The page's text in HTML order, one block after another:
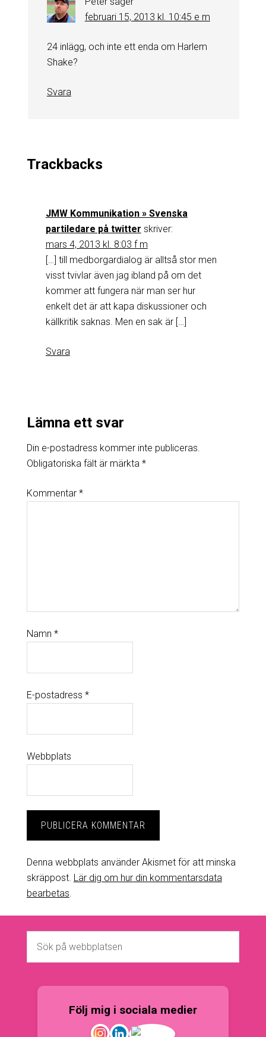
februari 15, 2013 kl. 10:45 e m
24 inlägg, och inte ett enda om Harlem
Shake?
Svara
Trackbacks
JMW Kommunikation » Svenska
partiledare på twitter skriver:
mars 4, 2013 kl. 8:03 f m
[…] till medborgardialog är alltså stor men
visst tvivlar även jag ibland på om det
kommer att fungera när man ser hur
enkelt det är att kapa diskussioner och
källkritik saknas. Men en sak är […]
Svara
Lämna ett svar
Din e-postadress kommer inte publiceras.
Obligatoriska fält är märkta *
Kommentar *
Namn *
E-postadress *
Webbplats
Denna webbplats använder Akismet för att minska
skräppost. Lär dig om hur din kommentarsdata
bearbetas
Följ mig i sociala medier